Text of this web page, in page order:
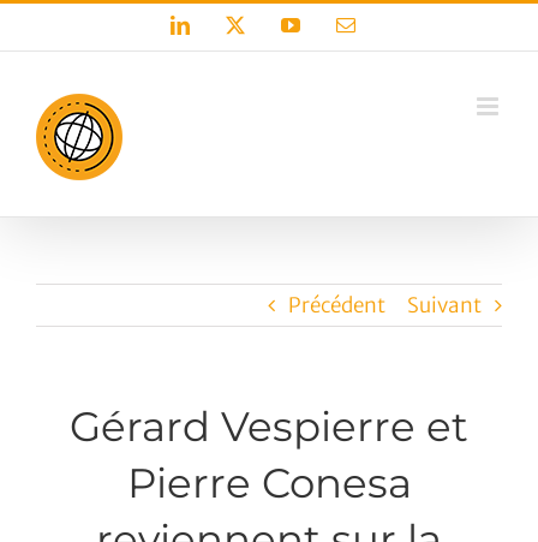
LinkedIn YouTubeEmail
Précédent Suivant
Gérard Vespierre et
Pierre Conesa